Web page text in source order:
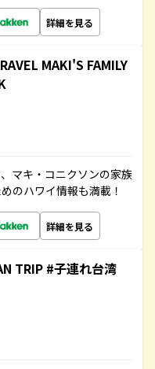
詳細を見る
MAKI'S FAMILY
マキ・コニクソンの家族
のハワイ情報も満載！
詳細を見る
TRIP #子連れ台湾